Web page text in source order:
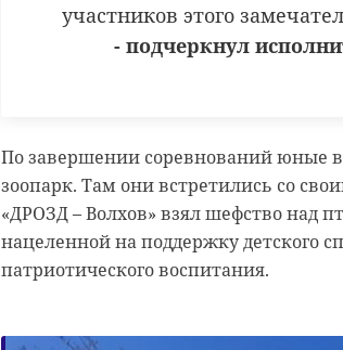
участников этого
- подчеркнул
По завершении соревнований юные
зоопарк. Там они встретились со
«ДРОЗД – Волхов» взял шефство над
нацеленной на поддержку детского
патриотического воспитания.